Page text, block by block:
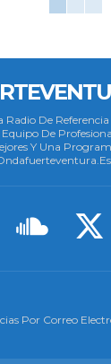
Radio De
De
Y Una
Por Correo